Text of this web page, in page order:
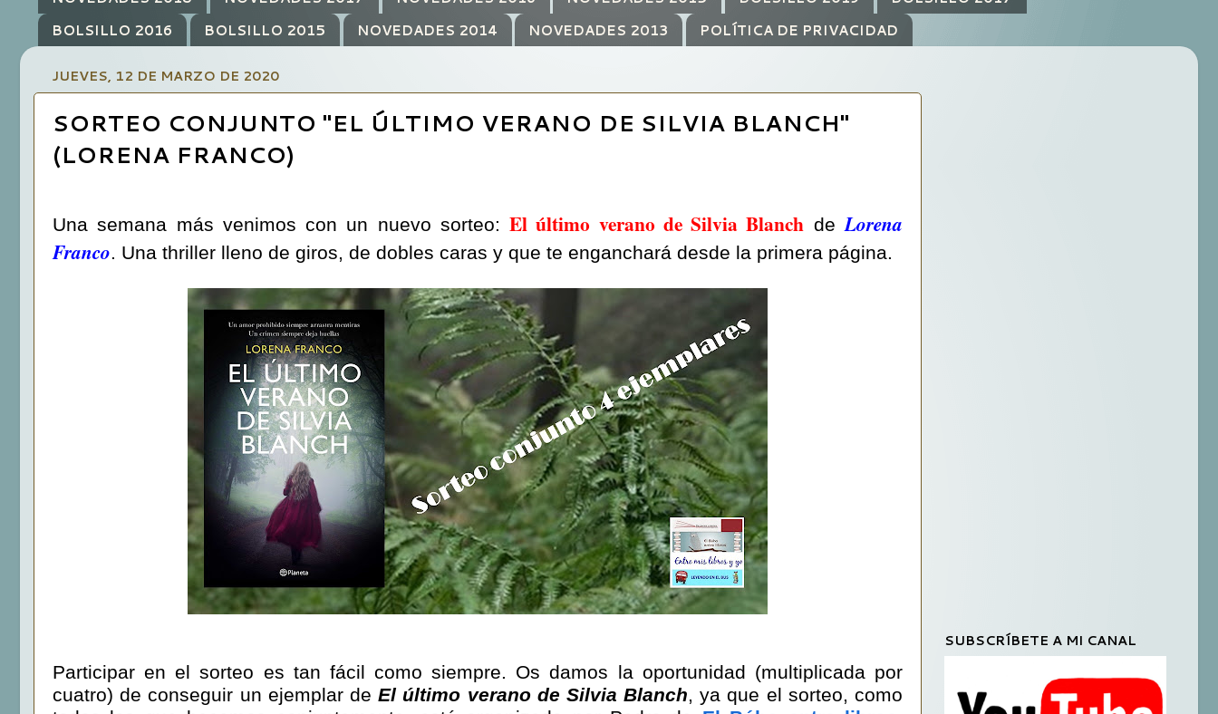
BOLSILLO 2016
BOLSILLO 2015 NOVEDADES 2014 NOVEDADES 2013 POLÍTICA DE PRIVACIDAD
JUEVES, 12 DE MARZO DE 2020
SORTEO CONJUNTO "EL ÚLTIMO VERANO DE SILVIA BLANCH"
(LORENA FRANCO)
Una semana más venimos con un nuevo sorteo:El último verano de Silvia Blanch deLorena
Franco. Una thriller lleno de giros, de dobles caras y que te enganchará desde la primera página.
Participar en el sorteo es tan fácil como siempre. Os damos la oportunidad (multiplicada por
cuatro) de conseguir un ejemplar de El último verano de Silvia Blanch, ya que el sorteo, como
SUBSCRÍBETE A MI CANAL